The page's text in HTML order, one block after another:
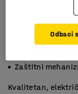
Električno
Zaštitni
Kvalitetan,
Odbaci